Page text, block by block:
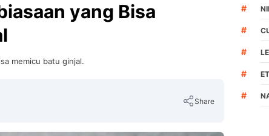
yang Bisa
memicu batu ginjal.
Share
#
#
#
#
#